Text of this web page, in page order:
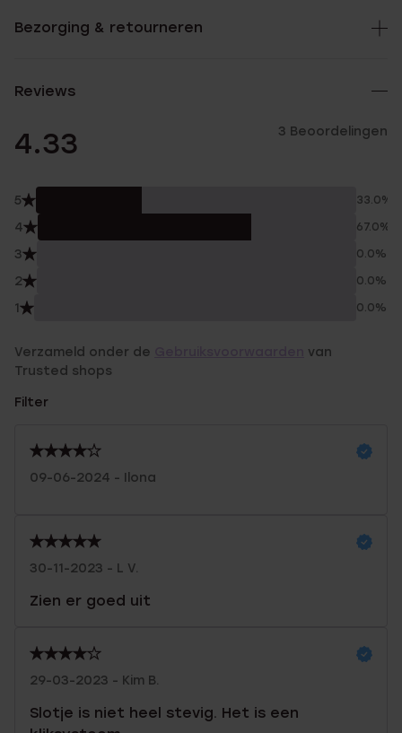
Bezorging & retourneren
Reviews
4.33 3 Beoordelingen
5 33.0%
4 67.0%
3 0.0%
2 0.0%
1 0.0%
Verzameld onder de
van
Trusted shops
Filter
09-06-2024 - Ilona
30-11-2023 - L V.
Zien er goed uit
29-03-2023 - Kim B.
Slotje is niet heel stevig. Het is een